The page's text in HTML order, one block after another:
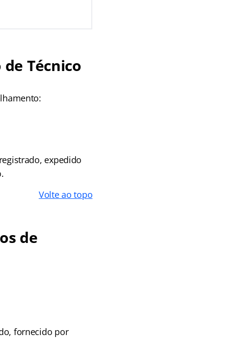
Técnico
expedido
Volte ao topo
de
fornecido por